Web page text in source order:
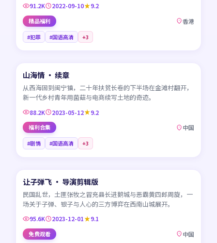
91.2K 2022-09-10 9.2
精品福利 香港
#犯罪 #国语高清 +3
CN
山海情 · 续章
从西海固到闽宁镇，二十年扶贫长卷的下半场在金滩村翻开，
新一代乡村青年用菌菇与电商续写土地的奇迹。
88.2K 2023-05-12 9.2
福利合集 中国
#剧情 #国语高清 +3
CN
让子弹飞 · 导演剪辑版
民国乱世，土匪张牧之冒充县长进鹅城与恶霸黄四郎周旋，一
场关于子弹、银子与人心的三方博弈在西南山城展开。
95.6K 2023-12-01 9.1
免费观看 中国